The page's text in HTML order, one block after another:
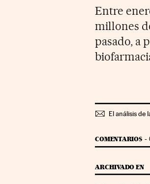
Entre
millones
pasado, a
El análisis de
COMENTARIOS
IR A LOS
ARCHIVADO EN